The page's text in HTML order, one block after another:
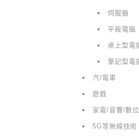
伺服器
平板電腦
桌上型電
筆記型電
汽/電車
遊戲
家電/音響/數
5G等無線技術